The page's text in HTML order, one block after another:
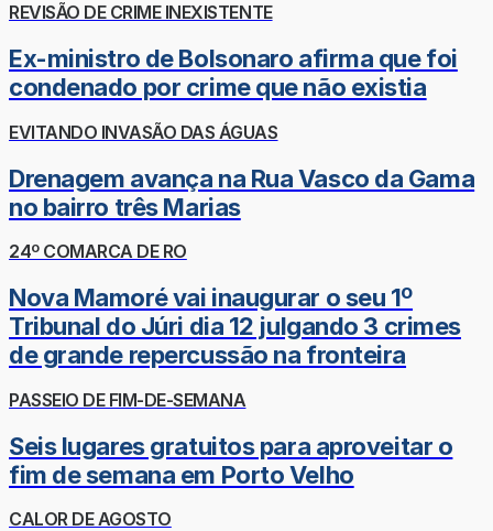
REVISÃO DE CRIME INEXISTENTE
Ex-ministro de Bolsonaro afirma que foi
condenado por crime que não existia
EVITANDO INVASÃO DAS ÁGUAS
Drenagem avança na Rua Vasco da Gama
no bairro três Marias
24º COMARCA DE RO
Nova Mamoré vai inaugurar o seu 1º
Tribunal do Júri dia 12 julgando 3 crimes
de grande repercussão na fronteira
PASSEIO DE FIM-DE-SEMANA
Seis lugares gratuitos para aproveitar o
fim de semana em Porto Velho
CALOR DE AGOSTO